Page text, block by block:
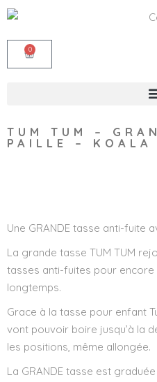
0
TUM TUM –
PAILLE – KOALA
Une GRANDE tasse anti-fuite
La grande tasse TUM TUM
tasses anti-fuites pour encore
longtemps.
Grace à la tasse pour enfant
vont pouvoir boire jusqu’à la
les positions, même allongée.
La GRANDE tasse est